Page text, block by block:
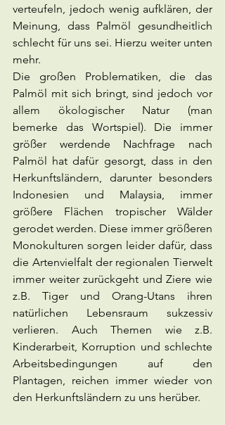
verteufeln, jedoch wenig aufklären, der
Meinung, dass Palmöl gesundheitlich
schlecht für uns sei. Hierzu weiter unten
mehr.
Die großen Problematiken, die das
Palmöl mit sich bringt, sind jedoch vor
allem ökologischer Natur (man
bemerke das Wortspiel). Die immer
größer werdende Nachfrage nach
Palmöl hat dafür gesorgt, dass in den
Herkunftsländern, darunter besonders
Indonesien und Malaysia, immer
größere Flächen tropischer Wälder
gerodet werden. Diese immer größeren
Monokulturen sorgen leider dafür, dass
die Artenvielfalt der regionalen Tierwelt
immer weiter zurückgeht und Ziere wie
z.B. Tiger und Orang-Utans ihren
natürlichen Lebensraum sukzessiv
verlieren. Auch Themen wie z.B.
Kinderarbeit, Korruption und schlechte
Arbeitsbedingungen auf den
Plantagen, reichen immer wieder von
den Herkunftsländern zu uns herüber.